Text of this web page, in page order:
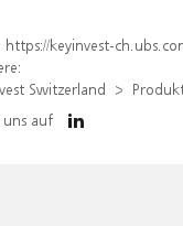
https://keyinvest-ch.ubs.com/produkt/detail/index/isin/
Switzerland
uns auf